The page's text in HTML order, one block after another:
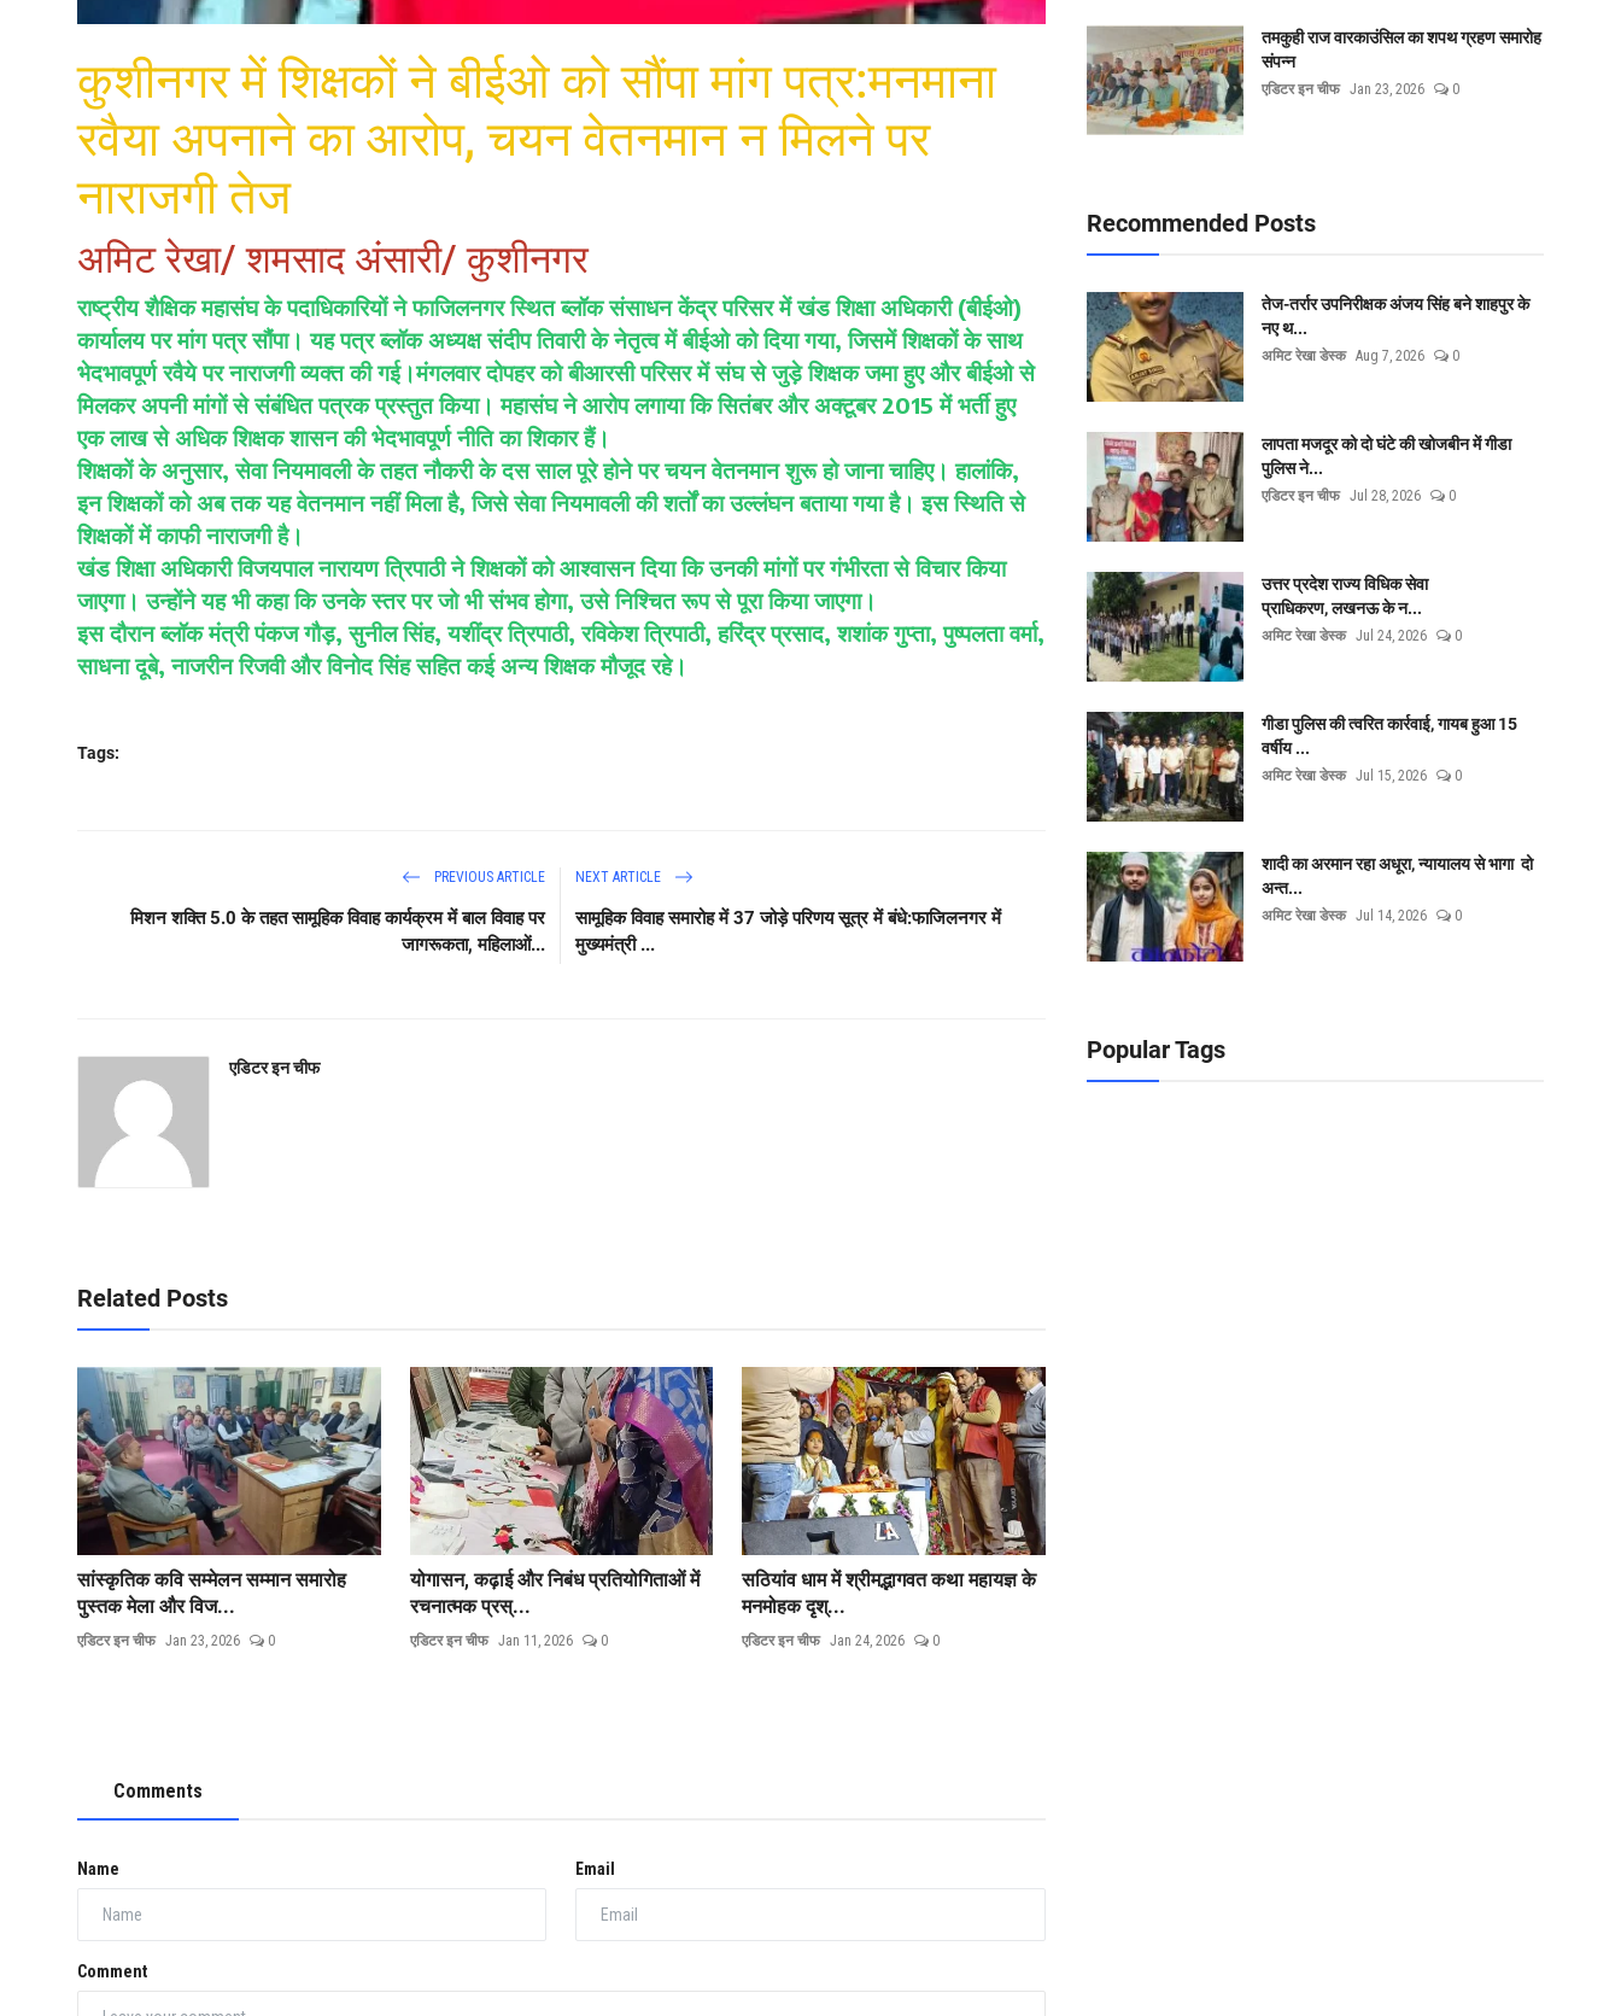
कुशीनगर में शिक्षकों ने बीईओ को सौंपा मांग पत्र:मनमाना
रवैया अपनाने का आरोप, चयन वेतनमान न मिलने पर
नाराजगी तेज
अमिट रेखा/ शमसाद अंसारी/ कुशीनगर
राष्ट्रीय शैक्षिक महासंघ के पदाधिकारियों ने फाजिलनगर स्थित ब्लॉक संसाधन केंद्र परिसर में खंड शिक्षा अधिकारी (बीईओ)
कार्यालय पर मांग पत्र सौंपा। यह पत्र ब्लॉक अध्यक्ष संदीप तिवारी के नेतृत्व में बीईओ को दिया गया, जिसमें शिक्षकों के साथ
भेदभावपूर्ण रवैये पर नाराजगी व्यक्त की गई।मंगलवार दोपहर को बीआरसी परिसर में संघ से जुड़े शिक्षक जमा हुए और बीईओ से
मिलकर अपनी मांगों से संबंधित पत्रक प्रस्तुत किया। महासंघ ने आरोप लगाया कि सितंबर और अक्टूबर 2015 में भर्ती हुए
एक लाख से अधिक शिक्षक शासन की भेदभावपूर्ण नीति का शिकार हैं।
शिक्षकों के अनुसार, सेवा नियमावली के तहत नौकरी के दस साल पूरे होने पर चयन वेतनमान शुरू हो जाना चाहिए। हालांकि,
इन शिक्षकों को अब तक यह वेतनमान नहीं मिला है, जिसे सेवा नियमावली की शर्तों का उल्लंघन बताया गया है। इस स्थिति से
शिक्षकों में काफी नाराजगी है।
खंड शिक्षा अधिकारी विजयपाल नारायण त्रिपाठी ने शिक्षकों को आश्वासन दिया कि उनकी मांगों पर गंभीरता से विचार किया
जाएगा। उन्होंने यह भी कहा कि उनके स्तर पर जो भी संभव होगा, उसे निश्चित रूप से पूरा किया जाएगा।
इस दौरान ब्लॉक मंत्री पंकज गौड़, सुनील सिंह, यशींद्र त्रिपाठी, रविकेश त्रिपाठी, हरिंद्र प्रसाद, शशांक गुप्ता, पुष्पलता वर्मा,
साधना दूबे, नाजरीन रिजवी और विनोद सिंह सहित कई अन्य शिक्षक मौजूद रहे।
Tags:
PREVIOUS ARTICLE
मिशन शक्ति 5.0 के तहत सामूहिक विवाह कार्यक्रम में बाल विवाह पर
जागरूकता, महिलाओं...
NEXT ARTICLE
सामूहिक विवाह समारोह में 37 जोड़े परिणय सूत्र में बंधे:फाजिलनगर में
मुख्यमंत्री ...
एडिटर इन चीफ
Related Posts
सांस्कृतिक कवि सम्मेलन सम्मान समारोह
पुस्तक मेला और विज...
एडिटर इन चीफ Jan 23, 2026 0
योगासन, कढ़ाई और निबंध प्रतियोगिताओं में
रचनात्मक प्रस्...
एडिटर इन चीफ Jan 11, 2026 0
सठियांव धाम में श्रीमद्भागवत कथा महायज्ञ के
मनमोहक दृश्...
एडिटर इन चीफ Jan 24, 2026 0
Comments
Name Email
Comment
तमकुही राज वारकाउंसिल का शपथ ग्रहण समारोह
संपन्न
एडिटर इन चीफ Jan 23, 2026 0
Recommended Posts
तेज-तर्रार उपनिरीक्षक अंजय सिंह बने शाहपुर के
नए थ...
अमिट रेखा डेस्क Aug 7, 2026 0
लापता मजदूर को दो घंटे की खोजबीन में गीडा
पुलिस ने...
एडिटर इन चीफ Jul 28, 2026 0
उत्तर प्रदेश राज्य विधिक सेवा
प्राधिकरण, लखनऊ के न...
अमिट रेखा डेस्क Jul 24, 2026 0
गीडा पुलिस की त्वरित कार्रवाई, गायब हुआ 15
वर्षीय ...
अमिट रेखा डेस्क Jul 15, 2026 0
शादी का अरमान रहा अधूरा, न्यायालय से भागा दो
अन्त...
अमिट रेखा डेस्क Jul 14, 2026 0
Popular Tags